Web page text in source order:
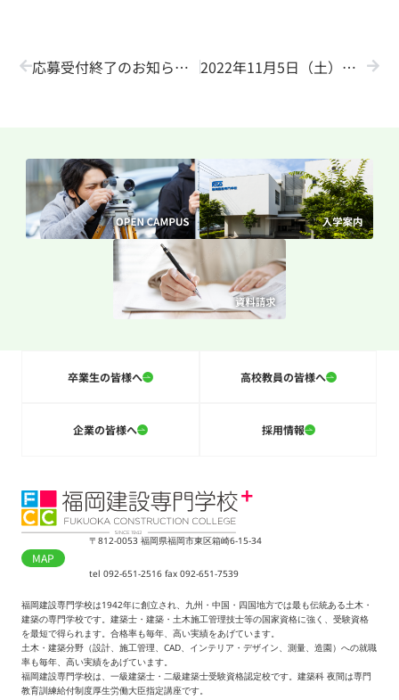
応募受付終了のお知らせ！10月８日（土）隈研吾講演会について。 2022年11月5日（土）オープンキャンパス 開催！
卒業生の皆様へ 高校教員の皆様へ
企業の皆様へ 採用情報
〒812-0053 福岡県福岡市東区箱崎6-15-34
MAP
tel 092-651-2516 fax 092-651-7539
福岡建設専門学校は1942年に創立され、九州・中国・四国地方では最も伝統ある土木・
建築の専門学校です。建築士・建築・土木施工管理技士等の国家資格に強く、受験資格
を最短で得られます。合格率も毎年、高い実績をあげています。
土木・建築分野（設計、施工管理、CAD、インテリア・デザイン、測量、造園）への就職
率も毎年、高い実績をあげています。
福岡建設専門学校は、一級建築士・二級建築士受験資格認定校です。建築科 夜間は専門
教育訓練給付制度厚生労働大臣指定講座です。